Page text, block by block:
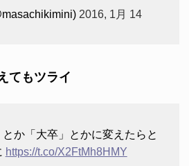
2016, 1月 14
てもツライ
か「大卒」とかに変えたらと
https://t.co/X2FtMh8HMY